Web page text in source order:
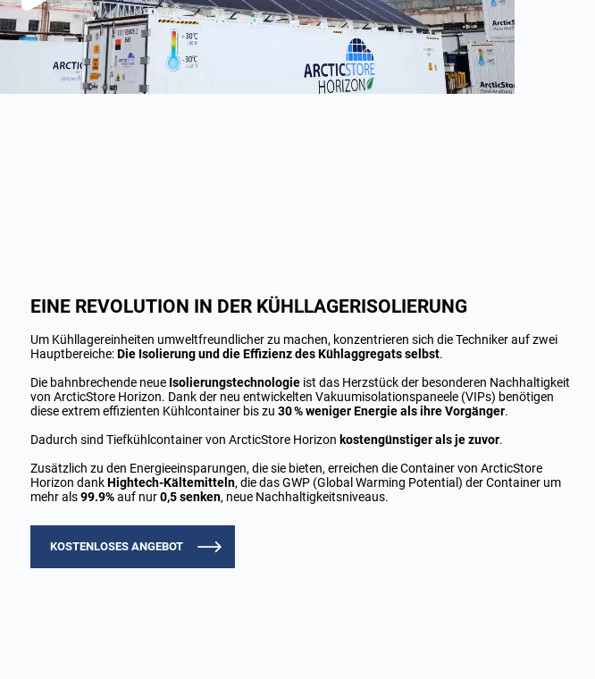
EINE REVOLUTION IN DER KÜHLLAGERISOLIERUNG
Um Kühllagereinheiten umweltfreundlicher zu machen, konzentrieren sich die Techniker auf zwei
Hauptbereiche:Die Isolierung und die Effizienz des Kühlaggregats selbst.
Die bahnbrechende neue Isolierungstechnologie ist das Herzstück der besonderen Nachhaltigkeit
von ArcticStore Horizon. Dank der neu entwickelten Vakuumisolationspaneele (VIPs) benötigen
diese extrem effizienten Kühlcontainer bis zu 30 % weniger Energie als ihre Vorgänger.
Dadurch sind Tiefkühlcontainer von ArcticStore Horizon kostengünstiger als je zuvor.
Zusätzlich zu den Energieeinsparungen, die sie bieten, erreichen die Container von ArcticStore
Horizon dankHightech-Kältemitteln, die das GWP (Global Warming Potential) der Container um
mehr als99.9%auf nur0,5 senken, neue Nachhaltigkeitsniveaus.
KOSTENLOSES ANGEBOT